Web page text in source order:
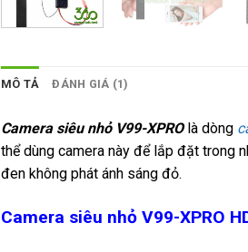
MÔ TẢ ĐÁNH GIÁ (1)
Camera siêu nhỏ V99-XPROlà dòng
thể dùng camera này để lắp đặt trong
đen không phát ánh sáng đỏ.
Camera siêu nhỏ V99-XPRO